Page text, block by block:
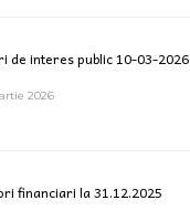
de interes public 10-03-2026
2026
financiari la 31.12.2025